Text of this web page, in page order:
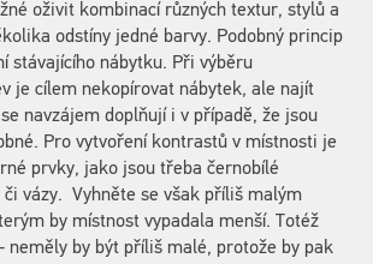
oživit kombinací různých textur, stylů a
odstíny jedné barvy. Podobný princip
stávajícího nábytku. Při výběru
je cílem nekopírovat nábytek, ale najít
navzájem doplňují i v případě, že jsou
Pro vytvoření kontrastů v místnosti je
prvky, jako jsou třeba černobílé
vázy. Vyhněte se však příliš malým
by místnost vypadala menší. Totéž
neměly by být příliš malé, protože by pak